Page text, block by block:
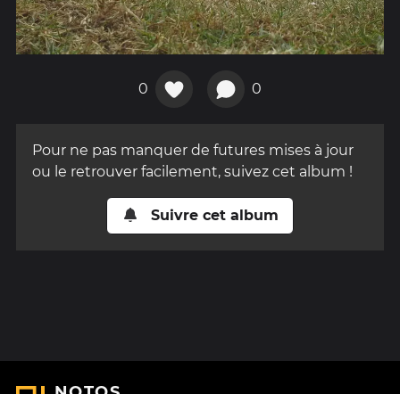
0 0
Pour ne pas manquer de futures mises à jour
ou le retrouver facilement, suivez cet album !
Suivre cet album